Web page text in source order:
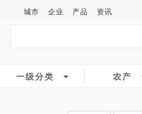
城市 企业 产品 资讯
一级分类 农产